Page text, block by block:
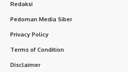
Redaksi
Pedoman Media Siber
Privacy Policy
Terms of Condition
Disclaimer